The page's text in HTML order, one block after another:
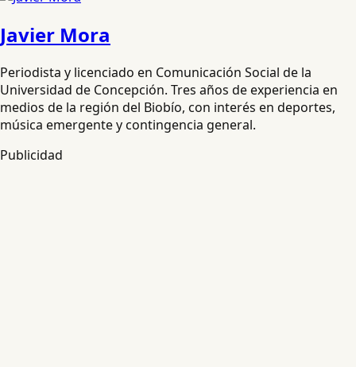
Javier Mora
Periodista y licenciado en Comunicación Social de la
Universidad de Concepción. Tres años de experiencia en
medios de la región del Biobío, con interés en deportes,
música emergente y contingencia general.
Publicidad